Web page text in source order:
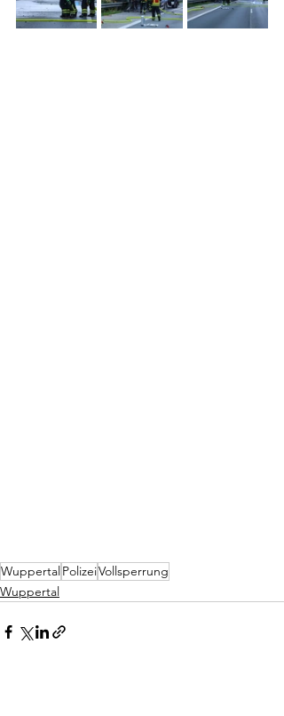
WuppertalPolizeiVollsperrung
Wuppertal